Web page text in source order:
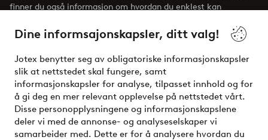
Dine informsajonskapsler, ditt valg!
Jotex benytter seg av obligatoriske informasjonskapsler
slik at nettstedet skal fungere, samt
informasjonskapsler for analyse, tilpasset innhold og for
å gi deg en mer relevant opplevelse på nettstedet vårt.
Disse personopplysningene og informasjonskapslene
deler vi med de annonse- og analyseselskaper vi
samarbeider med. Dette er for å analysere hvordan du
finner du også informasjon om hvordan du enklest kan
Mine sider
Om Jotex